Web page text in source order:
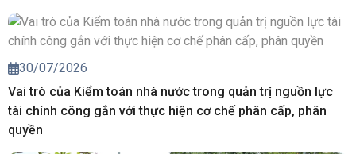
30/07/2026
Vai trò của Kiểm toán nhà nước trong quản trị nguồn lực
tài chính công gắn với thực hiện cơ chế phân cấp, phân
quyền